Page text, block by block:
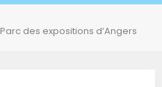
Parc des expositions d’Angers